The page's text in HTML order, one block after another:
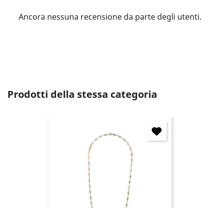
Ancora nessuna recensione da parte degli utenti.
Prodotti della stessa categoria
You need to be logged in to save products in your